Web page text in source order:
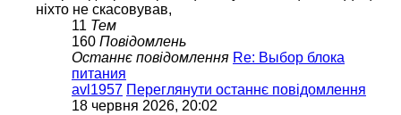
ніхто не скасовував,
11 Тем
160 Повідомлень
Останнє повідомлення Re: Выбор блока
питания
avl1957 Переглянути останнє повідомлення
18 червня 2026, 20:02